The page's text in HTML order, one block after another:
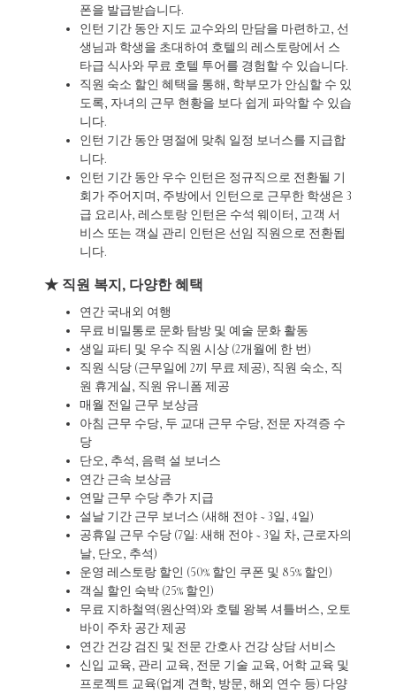
폰을 발급받습니다.
인턴 기간 동안 지도 교수와의 만담을 마련하고, 선
생님과 학생을 초대하여 호텔의 레스토랑에서 스
타급 식사와 무료 호텔 투어를 경험할 수 있습니다.
직원 숙소 할인 혜택을 통해, 학부모가 안심할 수 있
도록, 자녀의 근무 현황을 보다 쉽게 파악할 수 있습
니다.
인턴 기간 동안 명절에 맞춰 일정 보너스를 지급합
니다.
인턴 기간 동안 우수 인턴은 정규직으로 전환될 기
회가 주어지며, 주방에서 인턴으로 근무한 학생은 3
급 요리사, 레스토랑 인턴은 수석 웨이터, 고객 서
비스 또는 객실 관리 인턴은 선임 직원으로 전환됩
니다.
★ 직원 복지, 다양한 혜택
연간 국내외 여행
무료 비밀통로 문화 탐방 및 예술 문화 활동
생일 파티 및 우수 직원 시상 (2개월에 한 번)
직원 식당 (근무일에 2끼 무료 제공), 직원 숙소, 직
원 휴게실, 직원 유니폼 제공
매월 전일 근무 보상금
아침 근무 수당, 두 교대 근무 수당, 전문 자격증 수
당
단오, 추석, 음력 설 보너스
연간 근속 보상금
연말 근무 수당 추가 지급
설날 기간 근무 보너스 (새해 전야 ~ 3일, 4일)
공휴일 근무 수당 (7일: 새해 전야 ~ 3일 차, 근로자의
날, 단오, 추석)
운영 레스토랑 할인 (50% 할인 쿠폰 및 85% 할인)
객실 할인 숙박 (25% 할인)
무료 지하철역(원산역)와 호텔 왕복 셔틀버스, 오토
바이 주차 공간 제공
연간 건강 검진 및 전문 간호사 건강 상담 서비스
신입 교육, 관리 교육, 전문 기술 교육, 어학 교육 및
프로젝트 교육(업계 견학, 방문, 해외 연수 등) 다양